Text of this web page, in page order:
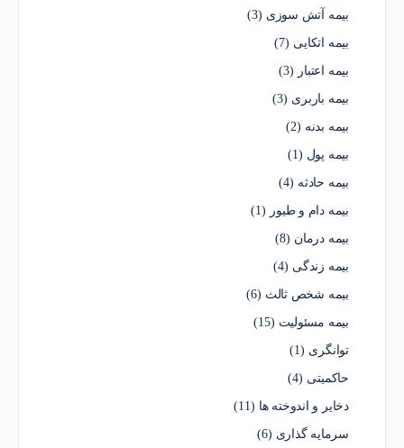
بیمه آتش سوزی (3)
بیمه اتکایی (7)
بیمه اعتبار (3)
بیمه باربری (3)
بیمه بدنه (2)
بیمه پول (1)
بیمه حادثه (4)
بیمه دام و طیور (1)
بیمه درمان (8)
بیمه زندگی (4)
بیمه شخص ثالث (6)
بیمه مسئولیت (15)
توانگری (1)
حاکمیتی (4)
دخایر و اندوخته ها (11)
سرمایه گذاری (6)